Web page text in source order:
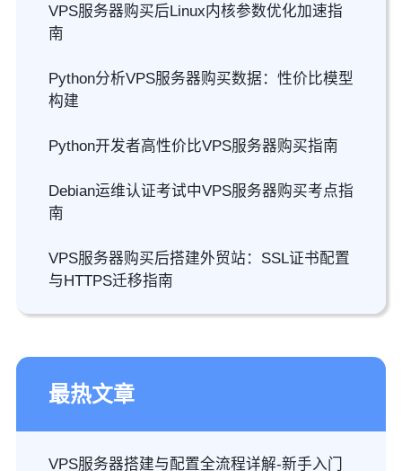
VPS服务器购买后Linux内核参数优化加速指
南
Python分析VPS服务器购买数据：性价比模型
构建
Python开发者高性价比VPS服务器购买指南
Debian运维认证考试中VPS服务器购买考点指
南
VPS服务器购买后搭建外贸站：SSL证书配置
与HTTPS迁移指南
最热文章
VPS服务器搭建与配置全流程详解-新手入门